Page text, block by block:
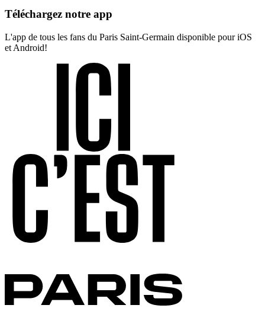
Téléchargez notre app
L'app de tous les fans du Paris Saint-Germain disponible pour iOS
et Android!